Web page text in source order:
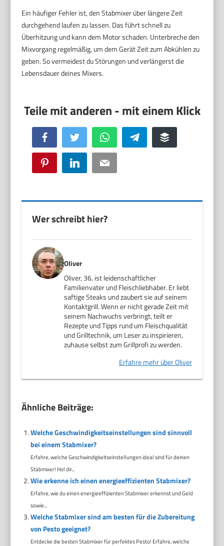
Ein häufiger Fehler ist, den Stabmixer über längere Zeit
durchgehend laufen zu lassen. Das führt schnell zu
Überhitzung und kann dem Motor schaden. Unterbreche den
Mixvorgang regelmäßig, um dem Gerät Zeit zum Abkühlen zu
geben. So vermeidest du Störungen und verlängerst die
Lebensdauer deines Mixers.
Facebook Twitter WhatsApp Telegram Buffer
Pinterest LinkedIn Email
Wer schreibt hier?
Oliver
Oliver, 36, ist leidenschaftlicher
Familienvater und Fleischliebhaber. Er liebt
saftige Steaks und zaubert sie auf seinem
Kontaktgrill. Wenn er nicht gerade Zeit mit
seinem Nachwuchs verbringt, teilt er
Rezepte und Tipps rund um Fleischqualität
und Grilltechnik, um Leser zu inspirieren,
zuhause selbst zum Grillprofi zu werden.
Erfahre mehr über Oliver
Ähnliche Beiträge:
Welche Geschwindigkeitseinstellungen sind sinnvoll
bei einem Stabmixer?
Erfahre, welche Geschwindigkeitseinstellungen ideal sind für deinen
Stabmixer! Hol dir...
Wie erkenne ich einen energieeffizienten Stabmixer?
Erfahre, wie du einen energieeffizienten Stabmixer erkennst und Geld
sowie...
Welche Stabmixer sind am besten für die Zubereitung
von Pesto geeignet?
Entdecke die besten Stabmixer für perfektes Pesto! Erfahre, welche